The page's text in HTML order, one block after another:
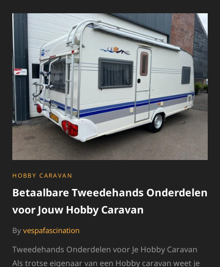
ONDERDELEN
VOOR
JOUW
SCOOTER!
CATEGORIES
HOBBY CARAVAN
Betaalbare Tweedehands Onderdelen
voor Jouw Hobby Caravan
By vespafascination
Tweedehands Onderdelen voor Je Hobby Caravan
Als trotse eigenaar van een Hobby caravan weet je